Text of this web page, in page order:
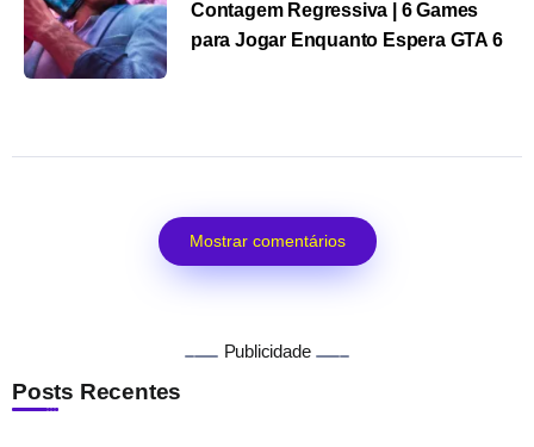
Contagem Regressiva | 6 Games
para Jogar Enquanto Espera GTA 6
Mostrar comentários
Publicidade
Posts Recentes